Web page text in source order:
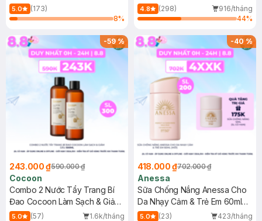
150ml
5.0
(173)
8%
4.8 (298)
916/tháng
44%
-59%
243.000 ₫590.000 ₫
Cocoon
Combo 2 Nước Tẩy Trang Bí
Đao Cocoon Làm Sạch & Giảm
Dầu 500ml
5.0 (57)
1.6k/tháng
-40%
418.000 ₫702.000 ₫
Anessa
Sữa Chống Nắng Anessa Cho
Da Nhạy Cảm & Trẻ Em 60ml
(Mới)
5.0 (23)
423/tháng